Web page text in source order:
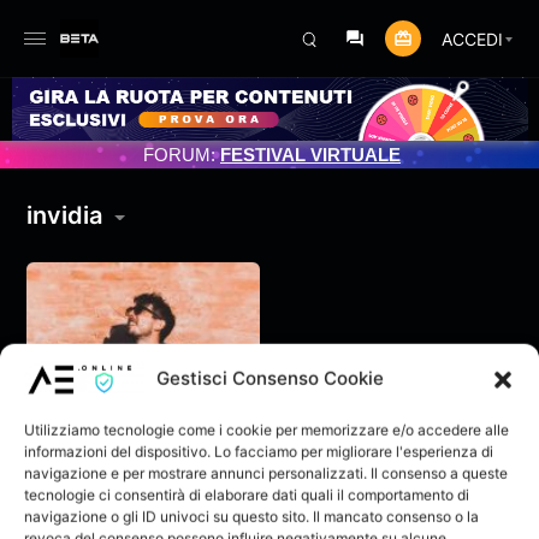
Gestisci Consenso Cookie
Utilizziamo tecnologie come i cookie per memorizzare e/o accedere alle
informazioni del dispositivo. Lo facciamo per migliorare l'esperienza di
navigazione e per mostrare annunci personalizzati. Il consenso a queste
tecnologie ci consentirà di elaborare dati quali il comportamento di
navigazione o gli ID univoci su questo sito. Il mancato consenso o la
ACCEDI
PROGRAMMATO 3/07/2025
FORUM:FESTIVAL VIRTUALE
invidia
GisoM – Mood a 360